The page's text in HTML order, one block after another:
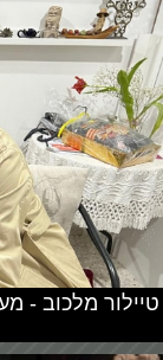
טיילור מלכוב -